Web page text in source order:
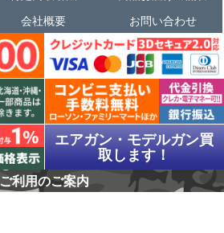
会社概要 お問い合わせ
エアガン・モデルガン買
取します！
ご利用のご案内